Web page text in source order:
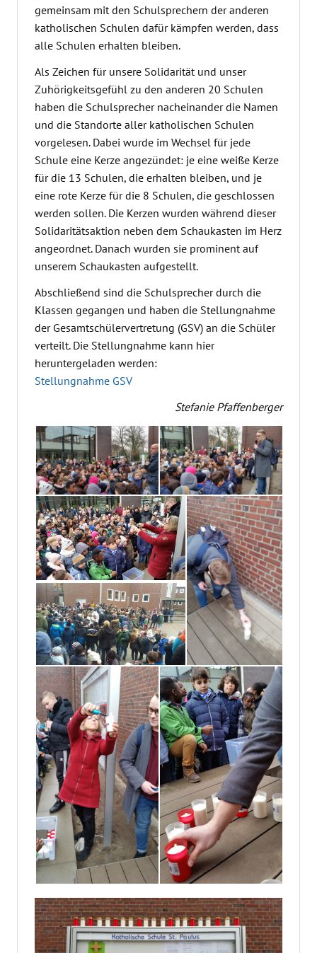
gemeinsam mit den Schulsprechern der anderen
katholischen Schulen dafür kämpfen werden, dass
alle Schulen erhalten bleiben.
Als Zeichen für unsere Solidarität und unser
Zuhörigkeitsgefühl zu den anderen 20 Schulen
haben die Schulsprecher nacheinander die Namen
und die Standorte aller katholischen Schulen
vorgelesen. Dabei wurde im Wechsel für jede
Schule eine Kerze angezündet: je eine weiße Kerze
für die 13 Schulen, die erhalten bleiben, und je
eine rote Kerze für die 8 Schulen, die geschlossen
werden sollen. Die Kerzen wurden während dieser
Solidaritätsaktion neben dem Schaukasten im Herz
angeordnet. Danach wurden sie prominent auf
unserem Schaukasten aufgestellt.
Abschließend sind die Schulsprecher durch die
Klassen gegangen und haben die Stellungnahme
der Gesamtschülervertretung (GSV) an die Schüler
verteilt. Die Stellungnahme kann hier
heruntergeladen werden:
Stellungnahme GSV
Stefanie Pfaffenberger